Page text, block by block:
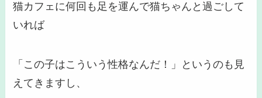
猫カフェに何回も足を運んで猫ちゃんと過ごして
いれば
「この子はこういう性格なんだ！」というのも見
えてきますし、